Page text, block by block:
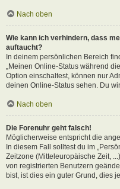
Nach oben
Wie kann ich verhindern, dass
auftaucht?
In deinem persönlichen Bereich
„Meinen Online-Status während
Option einschaltest, können nur
deinen Online-Status sehen. Du
Nach oben
Die Forenuhr geht falsch!
Möglicherweise entspricht die
In diesem Fall solltest du im
Zeitzone (Mitteleuropäische Zeit,
von registrierten Benutzern
bist, ist dies ein guter Grund, dies